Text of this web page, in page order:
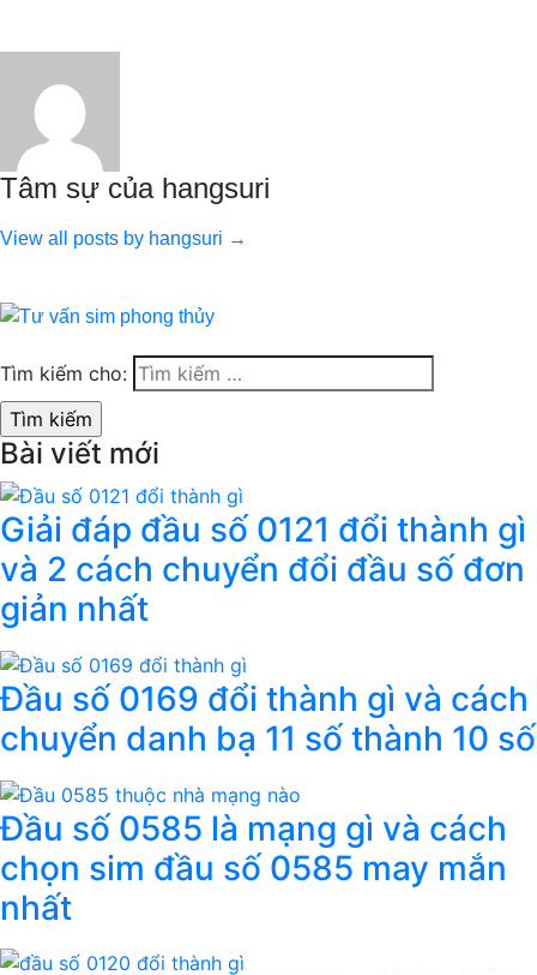
Tâm sự của hangsuri
View all posts by hangsuri →
Tìm kiếm cho:
Bài viết mới
Giải đáp đầu số 0121 đổi thành gì
và 2 cách chuyển đổi đầu số đơn
giản nhất
Đầu số 0169 đổi thành gì và cách
chuyển danh bạ 11 số thành 10 số
Đầu số 0585 là mạng gì và cách
chọn sim đầu số 0585 may mắn
nhất